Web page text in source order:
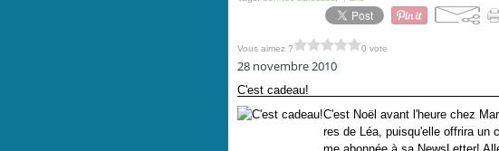
Vous aimez ? 0 vote
28 novembre 2010
C'est cadeau!
C'est Noël avant l'heure chez
res de Léa, puisqu'elle offrira un